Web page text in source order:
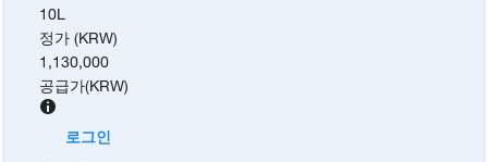
10L
정가 (KRW)
1,130,000
공급가(KRW)
로그인